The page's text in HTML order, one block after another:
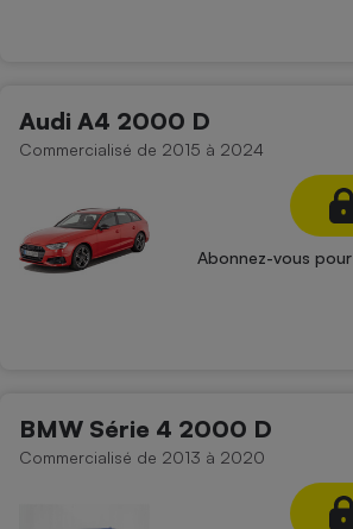
Audi A4 2000 D
Commercialisé de 2015 à 2024
Abonnez-vous
BMW Série 4 2000 D
Commercialisé de 2013 à 2020